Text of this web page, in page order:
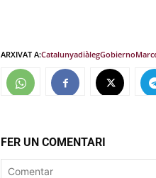
ARXIVAT A:CatalunyadiàlegGobierno
FER UN COMENTARI